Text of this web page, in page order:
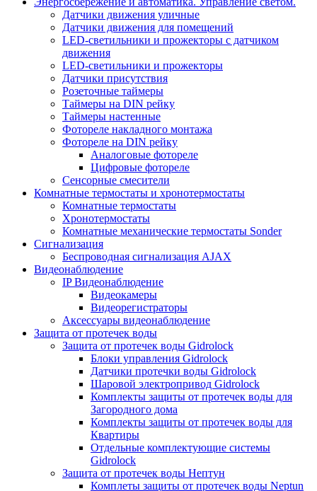
Датчики движения уличные
Датчики движения для помещений
LED-светильники и прожекторы с датчиком
движения
LED-светильники и прожекторы
Датчики присутствия
Розеточные таймеры
Таймеры на DIN рейку
Таймеры настенные
Фотореле накладного монтажа
Фотореле на DIN рейку
Аналоговые фотореле
Цифровые фотореле
Сенсорные смесители
Комнатные термостаты и хронотермостаты
Комнатные термостаты
Хронотермостаты
Комнатные механические термостаты Sonder
Сигнализация
Беспроводная сигнализация AJAX
Видеонаблюдение
IP Видеонаблюдение
Видеокамеры
Видеорегистраторы
Аксессуары видеонаблюдение
Защита от протечек воды
Защита от протечек воды Gidrolock
Блоки управления Gidrolock
Датчики протечки воды Gidrolock
Шаровой электропривод Gidrolock
Комплекты защиты от протечек воды для
Загородного дома
Комплекты защиты от протечек воды для
Квартиры
Отдельные комплектующие системы
Gidrolock
Защита от протечек воды Нептун
Комплеты защиты от протечек воды Neptun